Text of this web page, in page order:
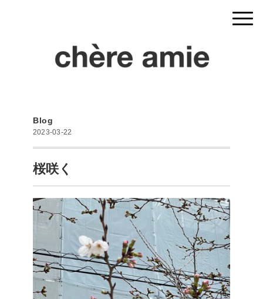
Blog
2023-03-22
桜咲く